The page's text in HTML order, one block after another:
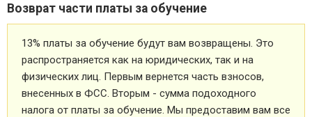
Возврат части платы за обучение
13% платы за обучение будут вам возвращены. Это
распространяется как на юридических, так и на
физических лиц. Первым вернется часть взносов,
внесенных в ФСС. Вторым - сумма подоходного
налога от платы за обучение. Мы предоставим вам все